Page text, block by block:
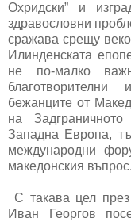
Охридски” и
здравословни
сражава срещу
Илинденската
не по-малко
бежанците от
на
Западна Европа,
международни
македонския въпрос.
С такава цел
Иван Георгов